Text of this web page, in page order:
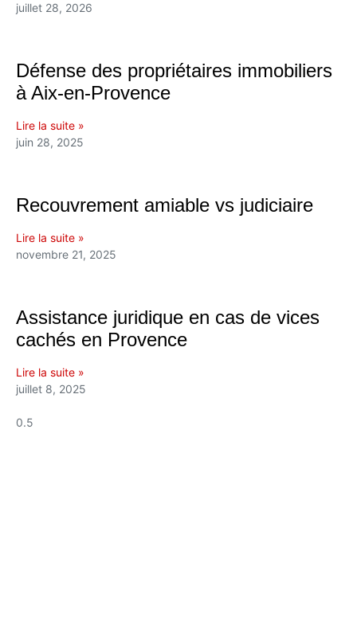
juillet 28, 2026
Défense des propriétaires immobiliers
à Aix-en-Provence
Lire la suite »
juin 28, 2025
Recouvrement amiable vs judiciaire
Lire la suite »
novembre 21, 2025
Assistance juridique en cas de vices
cachés en Provence
Lire la suite »
juillet 8, 2025